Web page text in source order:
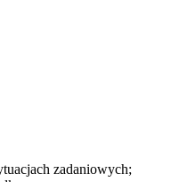
zadaniowych;